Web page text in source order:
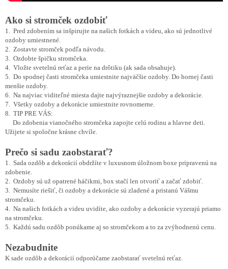
Ako si stromček ozdobiť
1. Pred zdobením sa inšpirujte na našich fotkách a videu, ako sú jednotlivé
ozdoby umiestnené.
2. Zostavte stromček podľa návodu.
3. Ozdobte špičku stromčeka.
4. Vložte svetelnú reťaz a perie na drôtiku (ak sada obsahuje).
5. Do spodnej časti stromčeka umiestnite najväčšie ozdoby. Do hornej časti
menšie ozdoby.
6. Na najviac viditeľné miesta dajte najvýraznejšie ozdoby a dekorácie.
7. Všetky ozdoby a dekorácie umiestnite rovnomerne.
8. TIP PRE VÁS:
Do zdobenia vianočného stromčeka zapojte celú rodinu a hlavne deti.
Užijete si spoločne krásne chvíle.
Prečo si sadu zaobstarať?
1. Sada ozdôb a dekorácií obdržíte v luxusnom úložnom boxe pripravenú na
zdobenie.
2. Ozdoby sú už opatrené háčikmi, box stačí len otvoriť a začať zdobiť.
3. Nemusíte riešiť, či ozdoby a dekorácie sú zladené a pristanú Vášmu
stromčeku.
4. Na našich fotkách a videu uvidíte, ako ozdoby a dekorácie vyzerajú priamo
na stromčeku.
5. Každú sadu ozdôb ponúkame aj so stromčekom a to za zvýhodnenú cenu.
Nezabudnite
K sade ozdôb a dekorácií odporúčame zaobstarať svetelnú reťaz.